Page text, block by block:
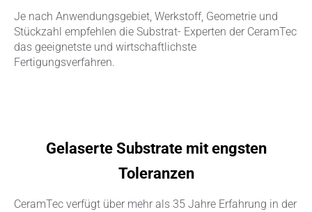
Je nach Anwendungsgebiet, Werkstoff, Geometrie und
Stückzahl empfehlen die Substrat- Experten der CeramTec
das geeignetste und wirtschaftlichste
Fertigungsverfahren.
Gelaserte Substrate mit engsten
Toleranzen
CeramTec verfügt über mehr als 35 Jahre Erfahrung in der